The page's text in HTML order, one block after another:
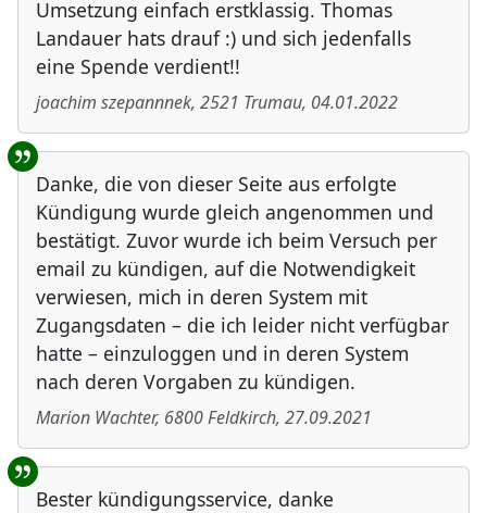
Umsetzung einfach erstklassig. Thomas
Landauer hats drauf :) und sich jedenfalls
eine Spende verdient!!
joachim szepannnek, 2521 Trumau, 04.01.2022
Danke, die von dieser Seite aus erfolgte
Kündigung wurde gleich angenommen und
bestätigt. Zuvor wurde ich beim Versuch per
email zu kündigen, auf die Notwendigkeit
verwiesen, mich in deren System mit
Zugangsdaten – die ich leider nicht verfügbar
hatte – einzuloggen und in deren System
nach deren Vorgaben zu kündigen.
Marion Wachter, 6800Feldkirch, 27.09.2021
Bester kündigungsservice, danke